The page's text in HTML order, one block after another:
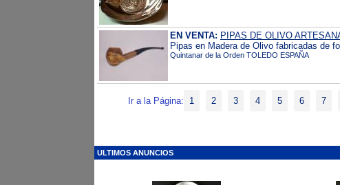
EN VENTA: PIPAS DE OLIVO
Pipas en Madera de Olivo fabricadas de
Quintanar de la Orden TOLEDO ESPAÑA
Ir a la Página: 1 2 3 4 5 6 7
ULTIMOS ANUNCIOS